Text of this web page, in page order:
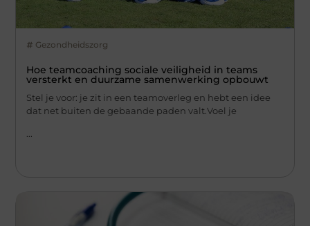
Gezondheidszorg
Hoe teamcoaching sociale veiligheid in teams
versterkt en duurzame samenwerking opbouwt
Stel je voor: je zit in een teamoverleg en hebt een idee
dat net buiten de gebaande paden valt.Voel je
...